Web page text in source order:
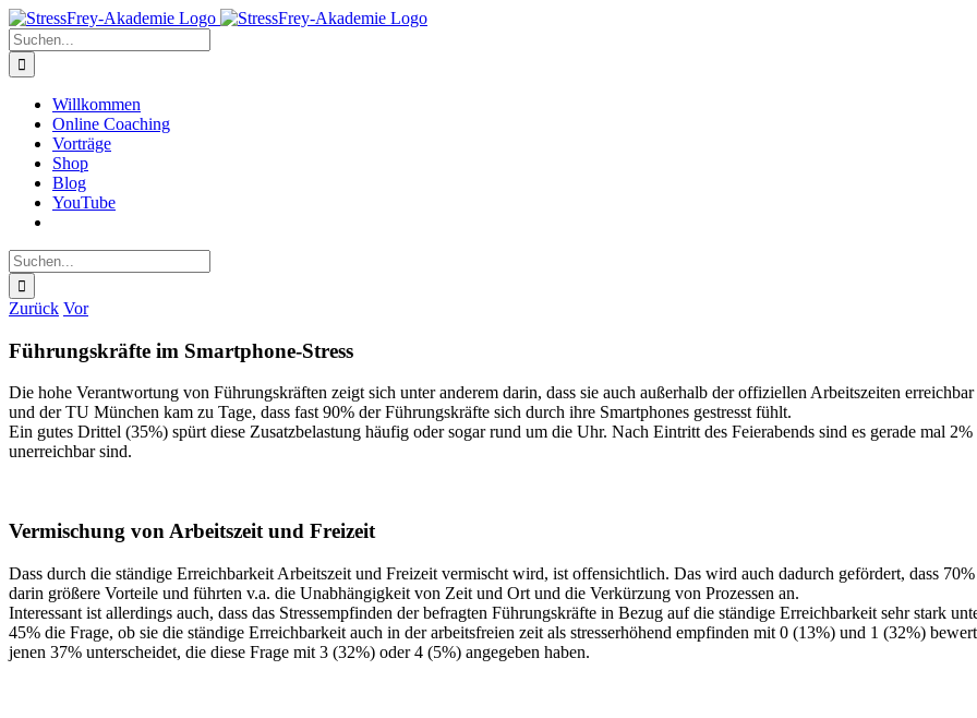
Zum
Inhalt
springen
Suche
nach:
Willkommen
Online Coaching
Vorträge
Shop
Blog
YouTube
Suche
nach:
Zurück Vor
Führungskräfte im Smartphone-Stress
Die hohe Verantwortung von Führungskräften zeigt sich unter anderem darin, dass sie auch außerhalb der offiziellen Arbeitszeiten
und der TU München kam zu Tage, dass fast 90% der Führungskräfte sich durch ihre Smartphones gestresst fühlt.
Ein gutes Drittel (35%) spürt diese Zusatzbelastung häufig oder sogar rund um die Uhr. Nach Eintritt des Feierabends sind es gerade mal
unerreichbar sind.
Vermischung von Arbeitszeit und Freizeit
Dass durch die ständige Erreichbarkeit Arbeitszeit und Freizeit vermischt wird, ist offensichtlich. Das wird auch dadurch gefördert, dass
darin größere Vorteile und führten v.a. die Unabhängigkeit von Zeit und Ort und die Verkürzung von Prozessen an.
Interessant ist allerdings auch, dass das Stressempfinden der befragten Führungskräfte in Bezug auf die ständige Erreichbarkeit sehr stark
45% die Frage, ob sie die ständige Erreichbarkeit auch in der arbeitsfreien zeit als stresserhöhend empfinden mit 0 (13%) und 1 (32%)
jenen 37% unterscheidet, die diese Frage mit 3 (32%) oder 4 (5%) angegeben haben.